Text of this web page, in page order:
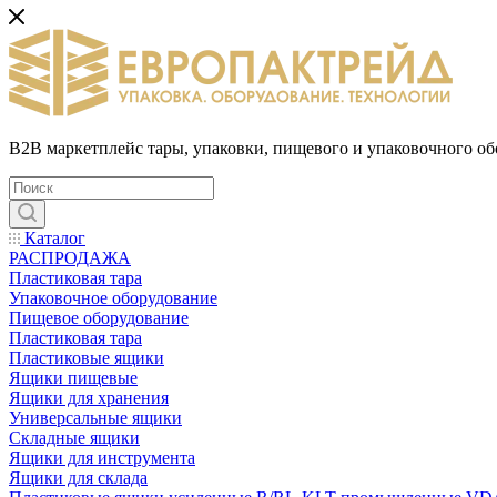
B2B маркетплейс тары, упаковки, пищевого и упаковочного
Каталог
РАСПРОДАЖА
Пластиковая тара
Упаковочное оборудование
Пищевое оборудование
Пластиковая тара
Пластиковые ящики
Ящики пищевые
Ящики для хранения
Универсальные ящики
Складные ящики
Ящики для инструмента
Ящики для склада